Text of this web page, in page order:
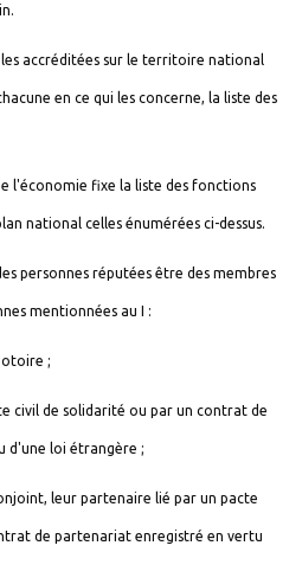
accréditées sur le territoire national
en ce qui les concerne, la liste des
l'économie fixe la liste des fonctions
national celles énumérées ci-dessus.
personnes réputées être des membres
mentionnées au I :
;
civil de solidarité ou par un contrat de
d'une loi étrangère ;
leur partenaire lié par un pacte
de partenariat enregistré en vertu